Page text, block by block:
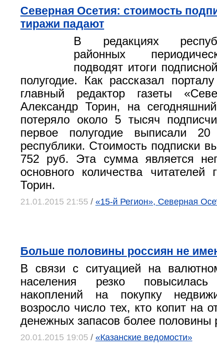
Северная Осетия: стоимость
тиражи падают
В редакциях
районных
подводят итоги
полугодие. Как рассказал
главный редактор газеты
Александр Торин, на
потеряло около 5 тысяч
первое полугодие выписали
республики. Стоимость подписки
752 руб. Эта сумма является
основного количества читателей
Торин.
21.01.2015 21:55 / «15-й Регион», Северная
Больше половины россиян не
В связи с ситуацией на
населения резко повысилась
накоплений на покупку
возросло число тех, кто копит на
денежных запасов более половины
20.01.2015 19:05 / «Казанские ведомости»